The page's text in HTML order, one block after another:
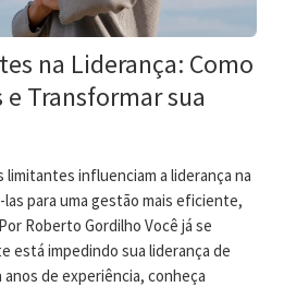
na Liderança: Como
e Transformar sua
limitantes influenciam a liderança na
para uma gestão mais eficiente,
Roberto Gordilho Você já se
está impedindo sua liderança de
de experiência, conheça